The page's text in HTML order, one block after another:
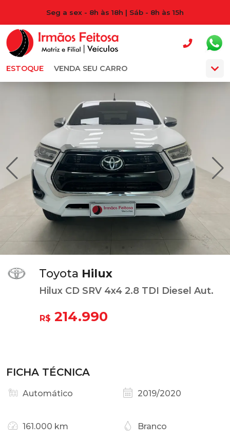
Seg a sex - 8h às 18h | Sáb - 8h às 15h
ESTOQUE VENDA SEU CARRO
Toyota Hilux
Hilux CD SRV 4x4 2.8 TDI Diesel Aut.
R$ 214.990
FICHA TÉCNICA
Automático 2019/2020
161.000 km Branco